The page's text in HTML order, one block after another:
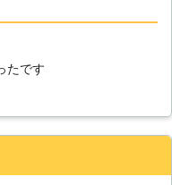
いうのは、まるで生き物
思いませんか。 バッテ
お客様の愛車のメンテナン
リーの交換時期などお車
会社では、
中にタイヤがパンクして
できなくなってしまった際
に私達までご相談くださ
車やバイクのパンクでお困
のトラブルバスターズとし
やロードサービスを承っ
す。 <千葉・群馬・
たです